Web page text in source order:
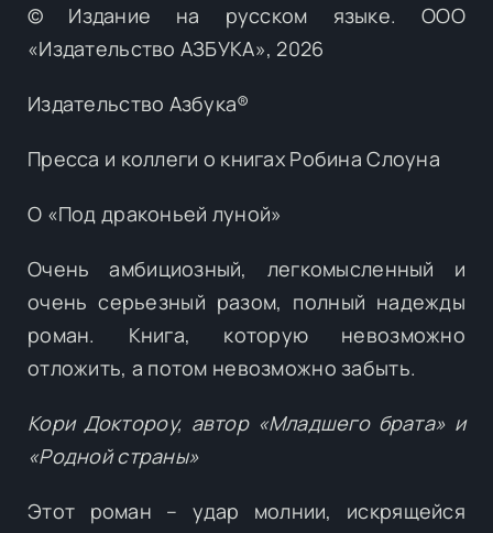
© Издание на русском языке. ООО
«Издательство АЗБУКА», 2026
Издательство Азбука®
Пресса и коллеги о книгах Робина Слоуна
О «Под драконьей луной»
Очень амбициозный, легкомысленный и
очень серьезный разом, полный надежды
роман. Книга, которую невозможно
отложить, а потом невозможно забыть.
Кори Доктороу, автор «Младшего брата» и
«Родной страны»
Этот роман – удар молнии, искрящейся